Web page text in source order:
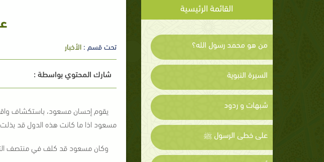
القائمة الرئيسية
من هو محمد رسول الله؟
السيرة النبوية
شبهات و ردود
على خطى الرسول ﷺ
تحت قسم :الأخبار
شارك المحتوي بواسطة :
يقوم إحسان مسعود، باستكشاف
مسعود اذا ما كانت هذه الدول قد بذلت
وكان مسعود قد كلف في منتصف